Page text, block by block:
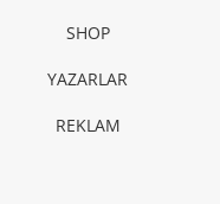
SHOP
YAZARLAR
REKLAM